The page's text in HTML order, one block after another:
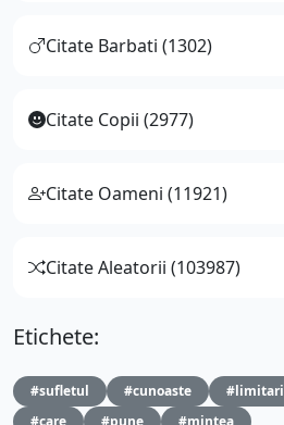
Citate Barbati (1302)
Citate Copii (2977)
Citate Oameni (11921)
Citate Aleatorii (103987)
Etichete:
#sufletul #cunoaste #limitari
#care
#pune #mintea